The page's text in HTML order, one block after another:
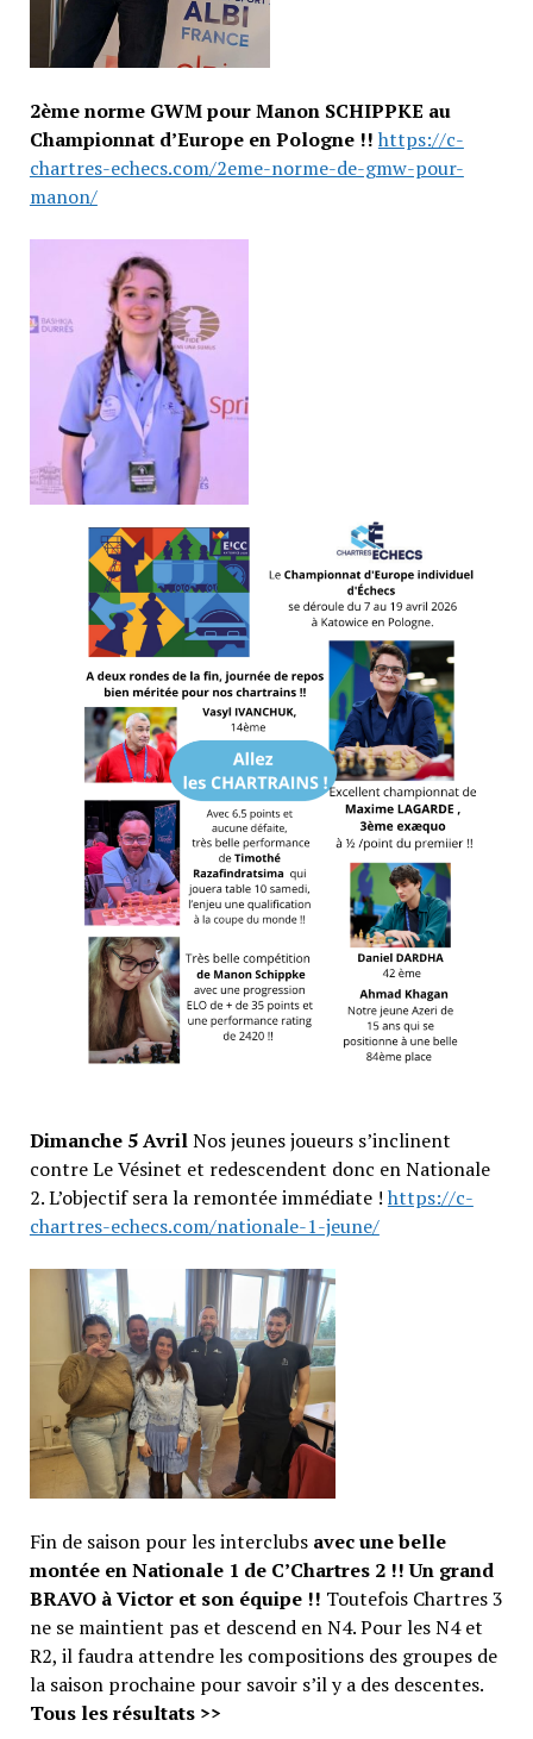
2ème norme GWM pour Manon SCHIPPKE au
Championnat d’Europe en Pologne !! https://c-
chartres-echecs.com/2eme-norme-de-gmw-pour-
manon/
Dimanche 5 AvrilNos jeunes joueurs s’inclinent
contre Le Vésinet et redescendent donc en Nationale
2. L’objectif sera la remontée immédiate ! https://c-
chartres-echecs.com/nationale-1-jeune/
Fin de saison pour les interclubs avec une belle
montée en Nationale 1 de C’Chartres 2 !! Un grand
BRAVO à Victor et son équipe !! Toutefois Chartres 3
ne se maintient pas et descend en N4. Pour les N4 et
R2, il faudra attendre les compositions des groupes de
la saison prochaine pour savoir s’il y a des descentes.
Tous les résultats >>